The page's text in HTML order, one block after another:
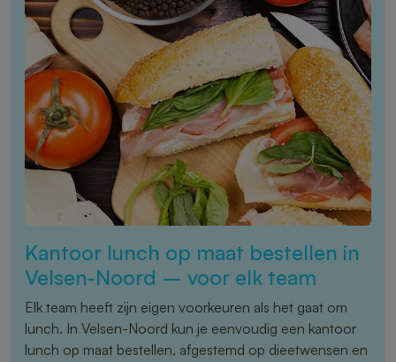
Kantoor lunch op maat bestellen in
Velsen-Noord – voor elk team
Elk team heeft zijn eigen voorkeuren als het gaat om
lunch. In Velsen-Noord kun je eenvoudig een kantoor
lunch op maat bestellen, afgestemd op dieetwensen en